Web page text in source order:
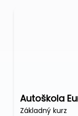
Autoškola
Základný kurz